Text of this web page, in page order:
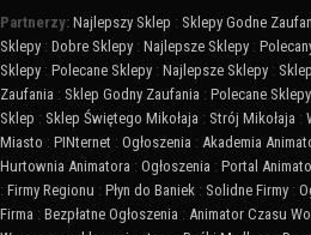
Partnerzy: Najlepszy Sklep : Sklepy Godne
Sklepy : Dobre Sklepy : Najlepsze Sklepy :
Sklepy : Polecane Sklepy : Najlepsze Sklepy :
Zaufania : Sklep Godny Zaufania : Polecane Sklepy
Sklep : Sklep Świętego Mikołaja : Strój Mikołaja :
Miasto : PINternet : Ogłoszenia : Akademia
Hurtownia Animatora : Ogłoszenia : Portal
: Firmy Regionu : Płyn do Baniek : Solidne Firmy :
Firma : Bezpłatne Ogłoszenia : Animator Czasu